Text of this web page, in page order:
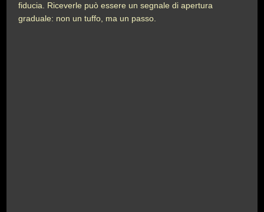
fiducia. Riceverle può essere un segnale di apertura
graduale: non un tuffo, ma un passo.